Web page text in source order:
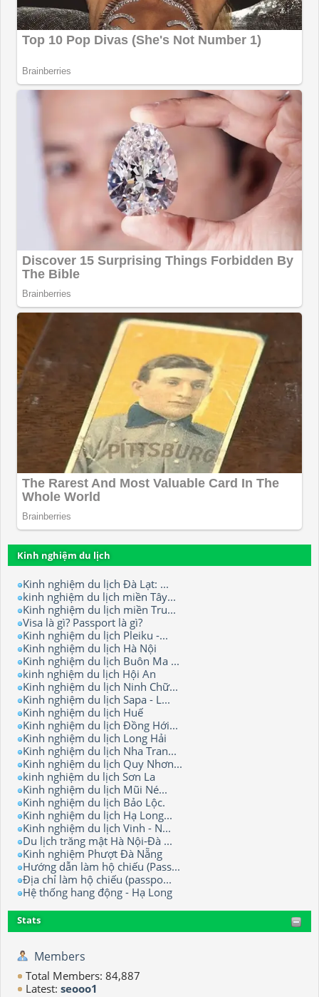
Kinh nghiệm du lịch
Kinh nghiệm du lịch Đà Lạt: ...
kinh nghiệm du lịch miền Tây...
Kinh nghiệm du lịch miền Tru...
Visa là gì? Passport là gì?
Kinh nghiệm du lịch Pleiku -...
Kinh nghiệm du lịch Hà Nội
Kinh nghiệm du lịch Buôn Ma ...
kinh nghiệm du lịch Hội An
Kinh nghiệm du lịch Ninh Chữ...
Kinh nghiệm du lịch Sapa - L...
Kinh nghiệm du lịch Huế
Kinh nghiệm du lịch Đồng Hới...
Kinh nghiệm du lịch Long Hải
Kinh nghiệm du lịch Nha Tran...
Kinh nghiệm du lịch Quy Nhơn...
kinh nghiệm du lịch Sơn La
Kinh nghiệm du lịch Mũi Né...
Kinh nghiệm du lịch Bảo Lộc.
Kinh nghiệm du lịch Hạ Long...
Kinh nghiệm du lịch Vinh - N...
Du lịch trăng mật Hà Nội-Đà ...
Kinh nghiệm Phượt Đà Nẵng
Hướng dẫn làm hộ chiếu (Pass...
Địa chỉ làm hộ chiếu (passpo...
Hệ thống hang động - Hạ Long
Stats
Members
Total Members: 84,887
Latest: seooo1